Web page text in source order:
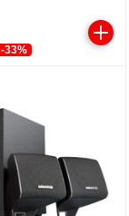
-33%